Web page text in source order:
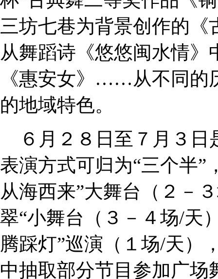
三坊七巷为背景创作的《
从舞蹈诗《悠悠闽水情》
《惠安女》……从不同的
的地域特色。
６月２８日至７月３日
表演方式可归为“三个半”
从海西来”大舞台（２－
翠“小舞台（３－４场/天
腾踩灯”巡演（１场/天）
中抽取部分节目参加广场